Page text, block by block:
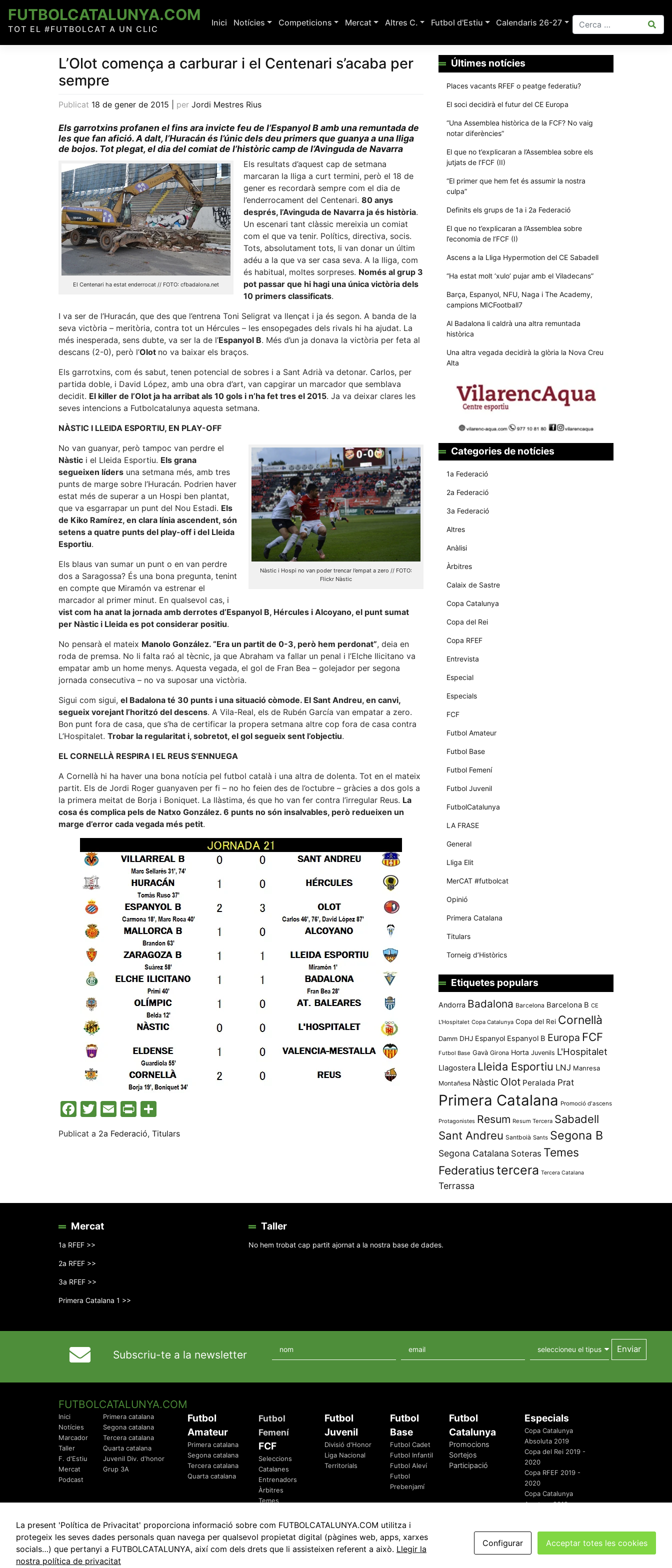
content
FUTBOLCATALUNYA.COM
TOT EL #FUTBOLCAT A UN CLIC
Inici Notícies Competicions Mercat Altres C. Futbol d'Estiu Calendaris 26-27
L’Olot comença a carburar i el Centenari s’acaba per
sempre
Publicat 18 de gener de 2015 per Jordi Mestres Rius
Els garrotxins profanen el fins ara invicte feu de l’Espanyol B amb una remuntada de
les que fan afició. A dalt, l’Huracán és l’únic dels deu primers que guanya a una lliga
de bojos. Tot plegat, el dia del comiat de l’històric camp de l’Avinguda de Navarra
El Centenari ha estat enderrocat // FOTO: cfbadalona.net
Els resultats d’aquest cap de setmana
marcaran la lliga a curt termini, però el 18 de
gener es recordarà sempre com el dia de
l’enderrocament del Centenari. 80 anys
després, l’Avinguda de Navarra ja és història.
Un escenari tant clàssic mereixia un comiat
com el que va tenir. Polítics, directiva, socis.
Tots, absolutament tots, li van donar un últim
adéu a la que va ser casa seva. A la lliga, com
és habitual, moltes sorpreses. Només al grup 3
pot passar que hi hagi una única victòria dels
10 primers classificats.
I va ser de l’Huracán, que des que l’entrena Toni Seligrat va llençat i ja és segon. A banda de la
seva victòria – meritòria, contra tot un Hércules – les ensopegades dels rivals hi ha ajudat. La
més inesperada, sens dubte, va ser la de l’Espanyol B. Més d’un ja donava la victòria per feta al
descans (2-0), però l’Olot no va baixar els braços.
Els garrotxins, com és sabut, tenen potencial de sobres i a Sant Adrià va detonar. Carlos, per
partida doble, i David López, amb una obra d’art, van capgirar un marcador que semblava
decidit. El killer de l’Olot ja ha arribat als 10 gols i n’ha fet tres el 2015. Ja va deixar clares les
seves intencions a Futbolcatalunya aquesta setmana.
NÀSTIC I LLEIDA ESPORTIU, EN PLAY-OFF
Nàstic i Hospi no van poder trencar l’empat a zero // FOTO:
Flickr Nàstic
No van guanyar, però tampoc van perdre el
Nàstic i el Lleida Esportiu. Els grana
segueixen líders una setmana més, amb tres
punts de marge sobre l’Huracán. Podrien haver
estat més de superar a un Hospi ben plantat,
que va esgarrapar un punt del Nou Estadi. Els
de Kiko Ramírez, en clara línia ascendent, són
setens a quatre punts del play-off i del Lleida
Esportiu.
Els blaus van sumar un punt o en van perdre
dos a Saragossa? És una bona pregunta, tenint
en compte que Miramón va estrenar el
marcador al primer minut. En qualsevol cas, i
vist com ha anat la jornada amb derrotes d’Espanyol B, Hércules i Alcoyano, el punt sumat
per Nàstic i Lleida es pot considerar positiu.
No pensarà el mateix Manolo González. “Era un partit de 0-3, però hem perdonat”, deia en
roda de premsa. No li falta raó al tècnic, ja que Abraham va fallar un penal i l’Elche Ilicitano va
empatar amb un home menys. Aquesta vegada, el gol de Fran Bea – golejador per segona
jornada consecutiva – no va suposar una victòria.
Sigui com sigui, el Badalona té 30 punts i una situació còmode. El Sant Andreu, en canvi,
segueix vorejant l’horitzó del descens. A Vila-Real, els de Rubén García van empatar a zero.
Bon punt fora de casa, que s’ha de certificar la propera setmana altre cop fora de casa contra
L’Hospitalet. Trobar la regularitat i, sobretot, el gol segueix sent l’objectiu.
EL CORNELLÀ RESPIRA I EL REUS S’ENNUEGA
A Cornellà hi ha haver una bona notícia pel futbol català i una altra de dolenta. Tot en el mateix
partit. Els de Jordi Roger guanyaven per fi – no ho feien des de l’octubre – gràcies a dos gols a
la primera meitat de Borja i Boniquet. La llàstima, és que ho van fer contra l’irregular Reus. La
cosa és complica pels de Natxo González. 6 punts no són insalvables, però redueixen un
marge d’error cada vegada més petit.
Facebook
Twitter
Email
Print
Publicat a 2a Federació, Titulars
Últimes notícies
Places vacants RFEF o peatge federatiu?
El soci decidirà el futur del CE Europa
“Una Assemblea històrica de la FCF? No vaig
notar diferències”
El que no t’explicaran a l’Assemblea sobre els
jutjats de l’FCF (II)
“El primer que hem fet és assumir la nostra
culpa”
Definits els grups de 1a i 2a Federació
El que no t’explicaran a l’Assemblea sobre
l’economia de l’FCF (I)
Ascens a la Lliga Hypermotion del CE Sabadell
“Ha estat molt ‘xulo’ pujar amb el Viladecans”
Barça, Espanyol, NFU, Naga i The Academy,
campions MICFootball7
Al Badalona li caldrà una altra remuntada
històrica
Una altra vegada decidirà la glòria la Nova Creu
Alta
Categories de notícies
1a Federació
2a Federació
3a Federació
Altres
Anàlisi
Àrbitres
Calaix de Sastre
Copa Catalunya
Copa del Rei
Copa RFEF
Entrevista
Especial
Especials
FCF
Futbol Amateur
Futbol Base
Futbol Femení
Futbol Juvenil
FutbolCatalunya
LA FRASE
General
Lliga Elit
MerCAT #futbolcat
Opinió
Primera Catalana
Titulars
Torneig d’Històrics
Etiquetes populars
Andorra Badalona Barcelona Barcelona B CE
L'Hospitalet Copa Catalunya Copa del Rei Cornellà
Damm DHJ Espanyol Espanyol B Europa FCF
Futbol Base Gavà Girona Horta Juvenils L'Hospitalet
Llagostera Lleida Esportiu LNJ Manresa
Montañesa Nàstic Olot Peralada Prat
Primera Catalana Promoció d'ascens
Protagonistes Resum Resum Tercera Sabadell
Sant Andreu Santboià Sants Segona B
Segona Catalana Soteras Temes
Federatiustercera Tercera Catalana
Terrassa
Mercat
1a RFEF >>
2a RFEF >>
3a RFEF >>
Primera Catalana 1 >>
Taller
No hem trobat cap partit ajornat a la nostra base de dades.
Subscriu-te a la newsletter
FUTBOLCATALUNYA.COM
Inici
Notícies
Marcador
Taller
F. d'Estiu
Mercat
Podcast
Primera catalana
Segona catalana
Tercera catalana
Quarta catalana
Juvenil Div. d'honor
Grup 3A
Futbol
Amateur
Primera catalana
Segona catalana
Tercera catalana
Quarta catalana
Futbol
Femení
FCF
Seleccions
Catalanes
Entrenadors
Àrbitres
Temes
Futbol
Juvenil
Divisió d'Honor
Liga Nacional
Territorials
Futbol
Base
Futbol Cadet
Futbol Infantil
Futbol Aleví
Futbol
Prebenjamí
Futbol
Catalunya
Promocions
Sortejos
Participació
Especials
Copa Catalunya
Absoluta 2019
Copa del Rei 2019 -
2020
Copa RFEF 2019 -
2020
Copa Catalunya
Amateur 2019
© 2010 - 2026 FutbolCatalunya.com Avis Legal Política de Privacitat Política de Cookies redaccio@futbolcatalunya.com
La present 'Política de Privacitat' proporciona informació sobre com FUTBOLCATALUNYA.COM utilitza i
protegeix les seves dades personals quan navega per qualsevol propietat digital (pàgines web, apps, xarxes
socials…) que pertanyi a FUTBOLCATALUNYA, així com dels drets que li assisteixen referent a això. Llegir la
nostra política de privacitat
Configurar Acceptar totes les cookies
cookies no
són
opcionals,
tècnic de la
web.
Estadístiques
Recopilem
dades
estadístiques
de manera
per a millorar la
funcionalitat i
Alguns
components
tècnics del
nostre lloc web
dades en el seu
dispositiu que
permeten que
el lloc funcioni
cookies
algunes
desapareixeran
del lloc web.
En compartir
interessos i
comportament
navegues pel
nostre lloc
web
incrementes la
possibilitat de
mirar només
ofertes i
personalitzat.